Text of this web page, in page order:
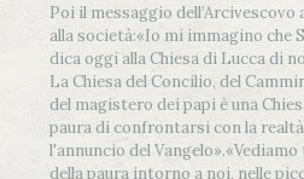
Poi il messaggio dell’Arcivescovo
alla società:«Io mi immagino che
dica oggi alla Chiesa di Lucca di
La Chiesa del Concilio, del
del magistero dei papi è una
paura di confrontarsi con la
l'annuncio del Vangelo».
della paura intorno a noi, nelle